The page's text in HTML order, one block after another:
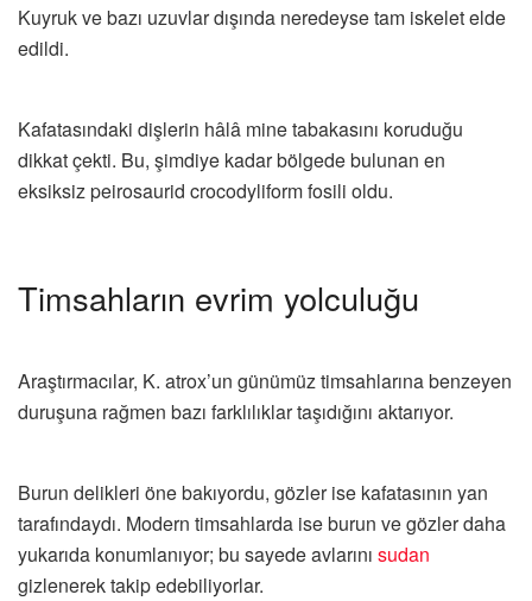
Kuyruk ve bazı uzuvlar dışında neredeyse tam iskelet elde
edildi.
Kafatasındaki dişlerin hâlâ mine tabakasını koruduğu
dikkat çekti. Bu, şimdiye kadar bölgede bulunan en
eksiksiz peirosaurid crocodyliform fosili oldu.
Timsahların evrim yolculuğu
Araştırmacılar, K. atrox’un günümüz timsahlarına benzeyen
duruşuna rağmen bazı farklılıklar taşıdığını aktarıyor.
Burun delikleri öne bakıyordu, gözler ise kafatasının yan
tarafındaydı. Modern timsahlarda ise burun ve gözler daha
yukarıda konumlanıyor; bu sayede avlarını sudan
gizlenerek takip edebiliyorlar.